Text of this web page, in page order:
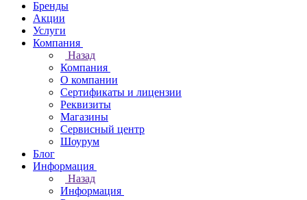
Бренды
Акции
Услуги
Компания
Назад
Компания
О компании
Сертификаты и лицензии
Реквизиты
Магазины
Сервисный центр
Шоурум
Блог
Информация
Назад
Информация